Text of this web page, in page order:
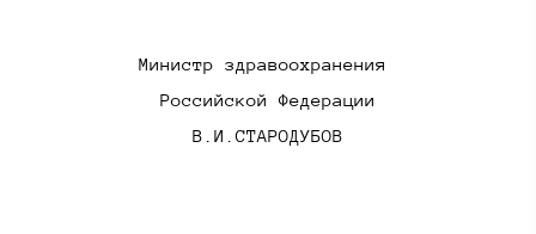
Министр здравоохранения
Российской Федерации
В.И.СТАРОДУБОВ​